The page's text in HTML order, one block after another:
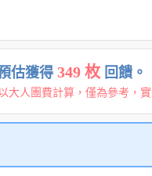
估獲得 349 枚 回饋。
大人團費計算，僅為參考，